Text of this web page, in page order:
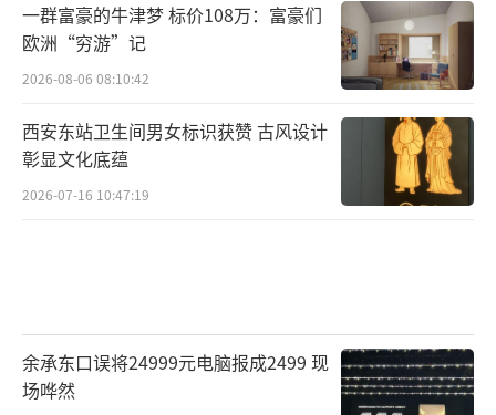
一群富豪的牛津梦 标价108万：富豪们
欧洲“穷游”记
2026-08-06 08:10:42
西安东站卫生间男女标识获赞 古风设计
彰显文化底蕴
2026-07-16 10:47:19
余承东口误将24999元电脑报成2499 现
场哗然